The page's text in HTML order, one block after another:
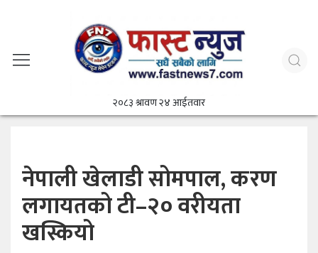
२०८३ श्रावण २४ आईतवार
नेपाली खेलाडी सोमपाल, करण
लगायतको टी–२० वरीयता
खस्कियो